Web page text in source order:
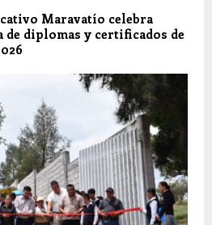
Maravatío celebra
de diplomas y certificados de